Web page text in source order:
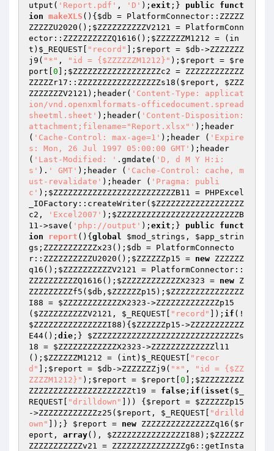
utput( 'Report.pdf' , 'D' ); exit ;} public
funct
ion makeXLS () { $db = PlatformConnector::ZZZZZ
ZZZZZU2020(); $ZZZZZZZZZZV2121 = PlatformConn
ector::ZZZZZZZZZZQ1616(); $ZZZZZZM1212 = (in
t) $_REQUEST "record" ]; $report = $db ->ZZZZZZZ
j9( "*" , "id = {$ZZZZZZM1212}" ); $report = $re
port 0 ]; $ZZZZZZZZZZZZZZZZZZc2 = ZZZZZZZZZZZZ
ZZZZZr17::ZZZZZZZZZZZZZZZZZs18( $report , $ZZZ
ZZZZZZZV2121 );header( 'Content-Type: applicat
ion/vnd.openxmlformats-officedocument.spread
sheetml.sheet' );header( 'Content-Disposition:
attachment;filename="Report.xlsx"' );header
( 'Cache-Control: max-age=1' );header ( 'Expire
s: Mon, 26 Jul 1997 05:00:00 GMT' );header
( 'Last-Modified: ' .gmdate( 'D, d M Y H:i:
s' ). ' GMT' );header ( 'Cache-Control: cache, m
ust-revalidate' );header ( 'Pragma: publi
c' ); $ZZZZZZZZZZZZZZZZZZZZZZZZZB11 = PHPExcel
_IOFactory::createWriter( $ZZZZZZZZZZZZZZZZZZ
c2 , 'Excel2007' ); $ZZZZZZZZZZZZZZZZZZZZZZZZZB
11 ->save( 'php://output' ); exit ;} public
funct
ion
report () { global $mod_strings , $app_strin
gs ;ZZZZZZZZZZZx23(); $db = PlatformConnecto
r::ZZZZZZZZZZU2020(); $ZZZZZZp15 = new ZZZZZZ
q16(); $ZZZZZZZZZZV2121 = PlatformConnector::
ZZZZZZZZZZQ1616(); $ZZZZZZZZZZZZX2323 = new Z
ZZZZZZZZZf5( $db , $ZZZZZZp15 ); $ZZZZZZZZZZZZZZZ
I88 = $ZZZZZZZZZZZZX2323 ->ZZZZZZZZZZZZZp15
( $ZZZZZZZZZZV2121 , $_REQUEST "record" ]); if (!
$ZZZZZZZZZZZZZZZI88 ){ $ZZZZZZp15 ->ZZZZZZZZZZZ
E44(); die ;} $ZZZZZZZZZZZZZZZZZZZZZZZZZZZZZZs
18 = $ZZZZZZZZZZZZX2323 ->ZZZZZZZZZZZZZl11
(); $ZZZZZZM1212 = (int) $_REQUEST
"recor
d"
]; $report = $db ->ZZZZZZZj9( "*" ,
"id = {$ZZ
ZZZZM1212}" ); $report = $report 0 ]; $ZZZZZZZZZ
ZZZZZZZZZZZZZZZZZZZZZt19 = false ; if ( isset ( $_
REQUEST
"drilldown" ])) { $report = $ZZZZZZp15
->ZZZZZZZZZZZZz25( $report , $_REQUEST
"drilld
own"
]);} $report = new ZZZZZZZZZZZZZZZq16( $r
eport , array(), $ZZZZZZZZZZZZZZZI88 ); $ZZZZZZ
ZZZZZZZZZZZv21 = ZZZZZZZZZZZZZZZg6::getInsta